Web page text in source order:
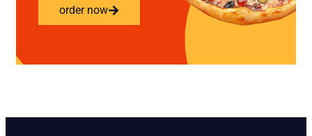
order now